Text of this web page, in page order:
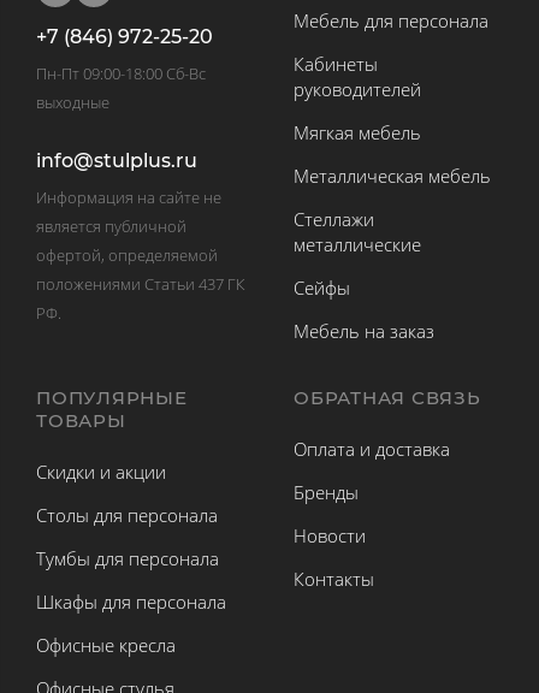
+7 (846) 972-25-20
Пн-Пт 09:00-18:00 Сб-Вс
выходные
info@stulplus.ru
Информация на сайте не
является публичной
офертой, определяемой
положениями Статьи 437 ГК
РФ.
Мебель для персонала
Кабинеты
руководителей
Мягкая мебель
Металлическая мебель
Стеллажи
металлические
Сейфы
Мебель на заказ
ПОПУЛЯРНЫЕ
ТОВАРЫ
Скидки и акции
Столы для персонала
Тумбы для персонала
Шкафы для персонала
Офисные кресла
ОБРАТНАЯ СВЯЗЬ
Оплата и доставка
Бренды
Новости
Контакты